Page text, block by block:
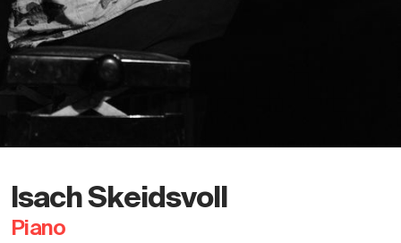
Isach Skeidsvoll
Piano